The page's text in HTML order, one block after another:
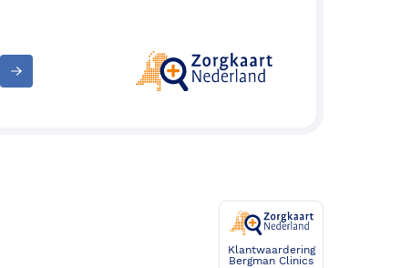
Klantwaardering
Bergman Clinics